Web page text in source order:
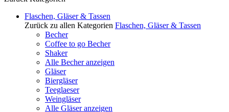
Flaschen, Gläser & Tassen
Zurück zu allen Kategorien Flaschen, Gläser & Tassen
Becher
Coffee to go Becher
Shaker
Alle Becher anzeigen
Gläser
Biergläser
Teeglaeser
Weingläser
Alle Gläser anzeigen